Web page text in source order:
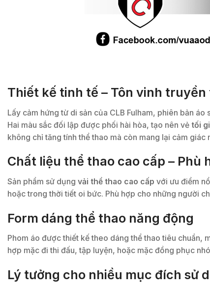
Thiết kế tinh tế – Tôn vinh truyền
Lấy cảm hứng từ di sản của CLB Fulham, phiên bản
Hai màu sắc đối lập được phối hài hòa, tạo nên vẻ tối
không chỉ tăng tính thể thao mà còn mang lại cảm giác
Chất liệu thể thao cao cấp – Phù
Sản phẩm sử dụng vải thể thao cao cấp với ưu điểm
hoặc trong thời tiết oi bức. Phù hợp cho những người
Form dáng thể thao năng động
Phom áo được thiết kế theo dáng thể thao tiêu chuẩn,
hợp mặc đi thi đấu, tập luyện, hoặc mặc đồng phục
Lý tưởng cho nhiều mục đích sử